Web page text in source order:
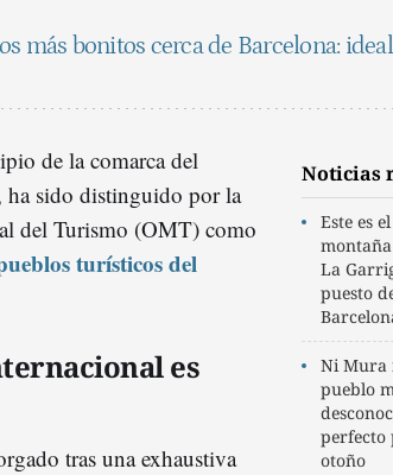
más bonitos cerca de Barcelona:
Noticias
Este es
La
puesto
Ni Mura
pueblo
perfecto
otoño
de la comarca del
ha sido distinguido por la
del Turismo (OMT) como
turísticos del
es
tras una exhaustiva